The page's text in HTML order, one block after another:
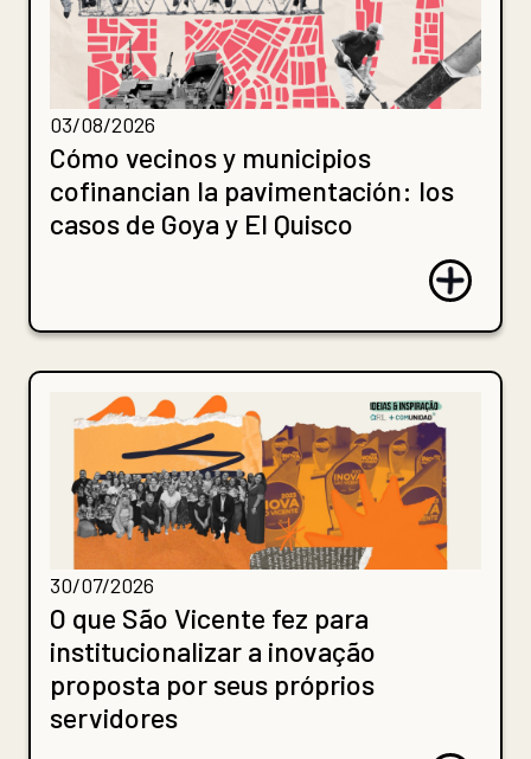
03/08/2026
Cómo vecinos y municipios
cofinancian la pavimentación: los
casos de Goya y El Quisco
30/07/2026
O que São Vicente fez para
institucionalizar a inovação
proposta por seus próprios
servidores